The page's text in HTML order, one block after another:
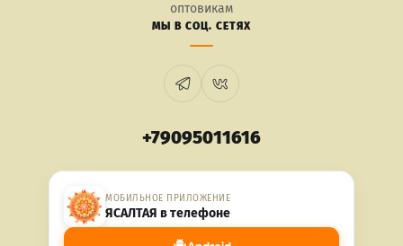
оптовикам
МЫ В СОЦ. СЕТЯХ
+79095011616
МОБИЛЬНОЕ ПРИЛОЖЕНИЕ
ЯСАЛТАЯ в телефоне